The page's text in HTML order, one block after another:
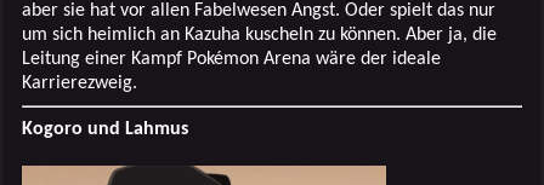
aber sie hat vor allen Fabelwesen Angst. Oder spielt das nur
um sich heimlich an Kazuha kuscheln zu können. Aber ja, die
Leitung einer Kampf Pokémon Arena wäre der ideale
Karrierezweig.
Kogoro und Lahmus